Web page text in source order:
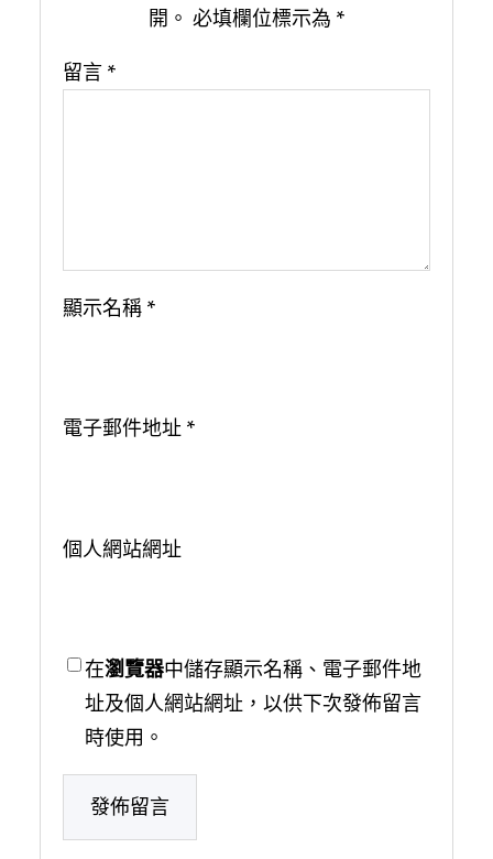
開。 必填欄位標示為 *
留言 *
顯示名稱 *
電子郵件地址 *
個人網站網址
在瀏覽器中儲存顯示名稱、電子郵件地
址及個人網站網址，以供下次發佈留言
時使用。